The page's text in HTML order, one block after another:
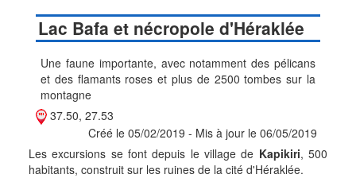
Lac Bafa et nécropole d'Héraklée
Une faune importante, avec notamment des pélicans
et des flamants roses et plus de 2500 tombes sur la
montagne
37.50, 27.53
Créé le 05/02/2019 - Mis à jour le 06/05/2019
Les excursions se font depuis le village de Kapikiri, 500
habitants, construit sur les ruines de la cité d'Héraklée.